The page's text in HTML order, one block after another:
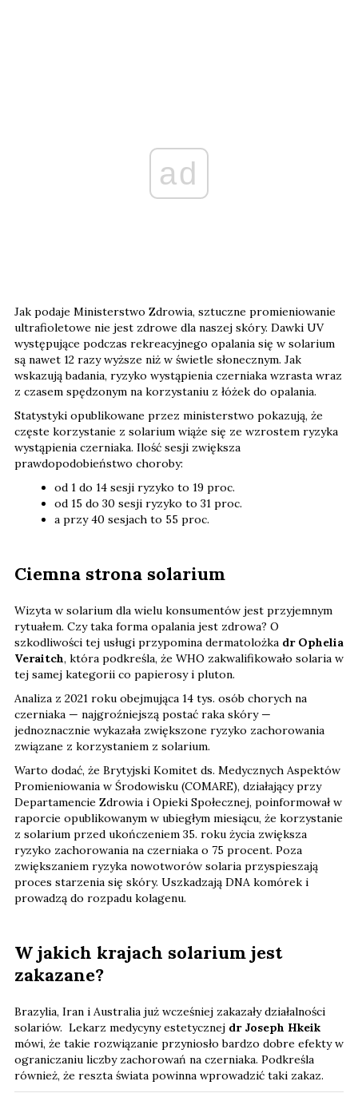
ad
Jak podaje Ministerstwo Zdrowia, sztuczne promieniowanie
ultrafioletowe nie jest zdrowe dla naszej skóry. Dawki UV
występujące podczas rekreacyjnego opalania się w solarium
są nawet 12 razy wyższe niż w świetle słonecznym. Jak
wskazują badania, ryzyko wystąpienia czerniaka wzrasta wraz
z czasem spędzonym na korzystaniu z łóżek do opalania.
Statystyki opublikowane przez ministerstwo pokazują, że
częste korzystanie z solarium wiąże się ze wzrostem ryzyka
wystąpienia czerniaka. Ilość sesji zwiększa
prawdopodobieństwo choroby:
od 1 do 14 sesji ryzyko to 19 proc.
od 15 do 30 sesji ryzyko to 31 proc.
a przy 40 sesjach to 55 proc.
Ciemna strona solarium
Wizyta w solarium dla wielu konsumentów jest przyjemnym
rytuałem. Czy taka forma opalania jest zdrowa? O
szkodliwości tej usługi przypomina dermatolożka dr Ophelia
Veraitch, która podkreśla, że WHO zakwalifikowało solaria w
tej samej kategorii co papierosy i pluton.
Analiza z 2021 roku obejmująca 14 tys. osób chorych na
czerniaka — najgroźniejszą postać raka skóry —
jednoznacznie wykazała zwiększone ryzyko zachorowania
związane z korzystaniem z solarium.
Warto dodać, że Brytyjski Komitet ds. Medycznych Aspektów
Promieniowania w Środowisku (COMARE), działający przy
Departamencie Zdrowia i Opieki Społecznej, poinformował w
raporcie opublikowanym w ubiegłym miesiącu, że korzystanie
z solarium przed ukończeniem 35. roku życia zwiększa
ryzyko zachorowania na czerniaka o 75 procent. Poza
zwiększaniem ryzyka nowotworów solaria przyspieszają
proces starzenia się skóry. Uszkadzają DNA komórek i
prowadzą do rozpadu kolagenu.
W jakich krajach solarium jest
zakazane?
Brazylia, Iran i Australia już wcześniej zakazały działalności
solariów. Lekarz medycyny estetycznej dr Joseph Hkeik
mówi, że takie rozwiązanie przyniosło bardzo dobre efekty w
ograniczaniu liczby zachorowań na czerniaka. Podkreśla
również, że reszta świata powinna wprowadzić taki zakaz.